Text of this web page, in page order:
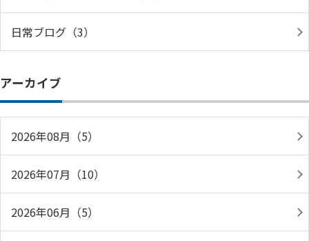
日常ブログ（3）
アーカイブ
2026年08月（5）
2026年07月（10）
2026年06月（5）